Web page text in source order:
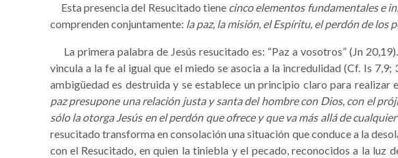
Esta presencia del Resucitado tiene cinco elementos fundamentales e
comprenden conjuntamente: la paz, la misión, el Espíritu, el perdón de los
La primera palabra de Jesús resucitado es: “Paz a vosotros” (Jn
vincula a la fe al igual que el miedo se asocia a la incredulidad (Cf. Is 7,9;
ambigüedad es destruida y se establece un principio claro para realizar
paz presupone una relación justa y santa del hombre con Dios, con el
sólo la otorga Jesús en el perdón que ofrece y que va más allá de
resucitado transforma en consolación una situación que conduce a la
con el Resucitado, en quien la tiniebla y el pecado, reconocidos a la luz